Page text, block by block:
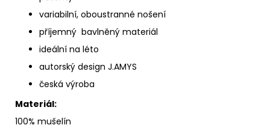
variabilní, oboustranné nošení
příjemný bavlněný materiál
ideální na léto
autorský design J.AMYS
česká výroba
Materiál:
100% mušelín